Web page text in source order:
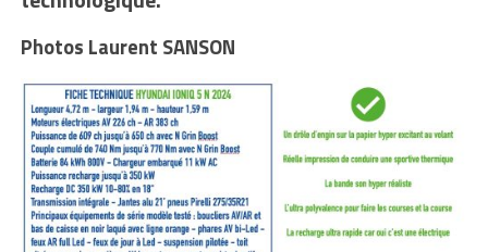
Photos Laurent SANSON